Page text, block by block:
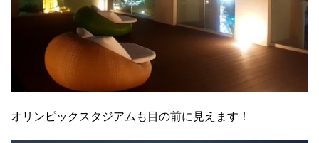
オリンピックスタジアムも目の前に見えます！